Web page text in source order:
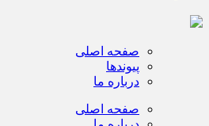
صفحه اصلی
پیوندها
درباره ما
صفحه اصلی